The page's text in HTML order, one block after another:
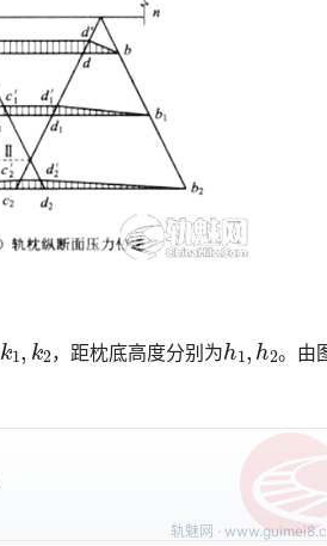
k k ，距枕底高度分别为h h
。由